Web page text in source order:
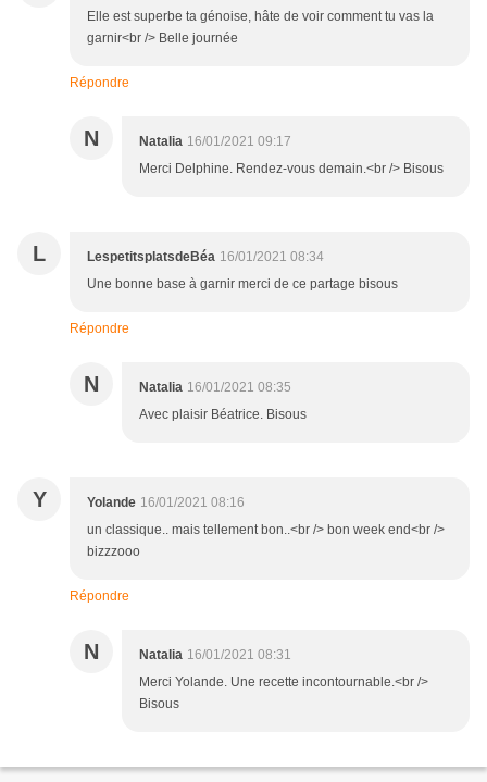
Elle est superbe ta génoise, hâte de voir comment tu vas la
garnir<br /> Belle journée
Répondre
N Natalia 16/01/2021 09:17
Merci Delphine. Rendez-vous demain.<br /> Bisous
L LespetitsplatsdeBéa 16/01/2021 08:34
Une bonne base à garnir merci de ce partage bisous
Répondre
N Natalia 16/01/2021 08:35
Avec plaisir Béatrice. Bisous
Y Yolande 16/01/2021 08:16
un classique.. mais tellement bon..<br /> bon week end<br />
bizzzooo
Répondre
N Natalia 16/01/2021 08:31
Merci Yolande. Une recette incontournable.<br />
Bisous